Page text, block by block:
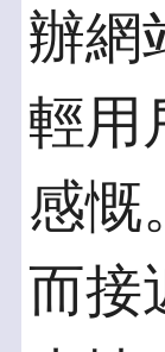
辦網
輕用
感慨
而接